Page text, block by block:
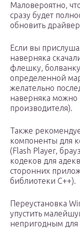
Маловероятно,
сразу будет
обновить
Если вы
наверняка
флешку,
определенной
желательно
наверняка можно
производителя).
Также
компоненты для
(Flash Player,
кодеков для
сторонних
библиотеки C++).
Переустановка
упустить
непригодным для